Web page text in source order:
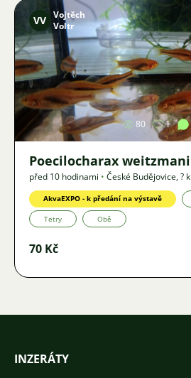
VV Vojtěch
Voltr
80 1
Poecilocharax weitzmani
před 10 hodinami • České Budějovice,?
AkvaEXPO - k předání na výstavě
Tetry Obě
70 Kč
INZERÁTY